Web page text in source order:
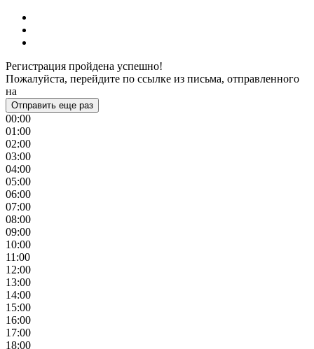
Регистрация пройдена успешно!
Пожалуйста, перейдите по ссылке из письма, отправленного
на
Отправить еще раз
00:00
01:00
02:00
03:00
04:00
05:00
06:00
07:00
08:00
09:00
10:00
11:00
12:00
13:00
14:00
15:00
16:00
17:00
18:00